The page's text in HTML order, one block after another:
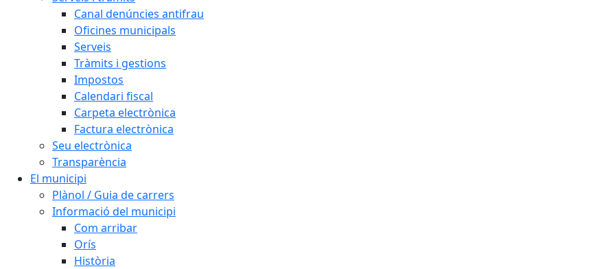
Canal denúncies antifrau
Oficines municipals
Serveis
Tràmits i gestions
Impostos
Calendari fiscal
Carpeta electrònica
Factura electrònica
Seu electrònica
Transparència
El municipi
Plànol / Guia de carrers
Informació del municipi
Com arribar
Orís
Història